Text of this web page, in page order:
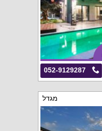
052-9129287
מגדל